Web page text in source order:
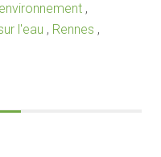
environnement ,
l'eau , Rennes ,